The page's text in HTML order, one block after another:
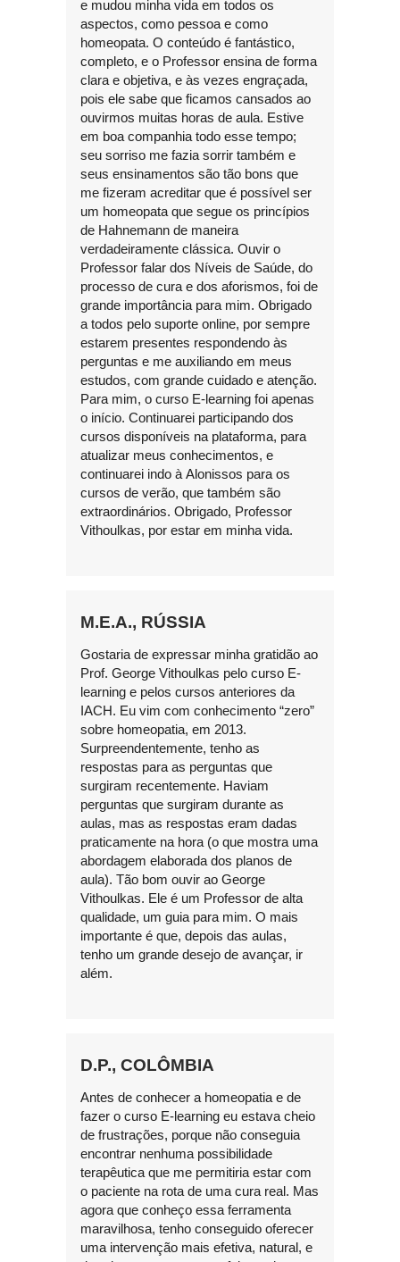
e mudou minha vida em todos os
aspectos, como pessoa e como
homeopata. O conteúdo é fantástico,
completo, e o Professor ensina de forma
clara e objetiva, e às vezes engraçada,
pois ele sabe que ficamos cansados ao
ouvirmos muitas horas de aula. Estive
em boa companhia todo esse tempo;
seu sorriso me fazia sorrir também e
seus ensinamentos são tão bons que
me fizeram acreditar que é possível ser
um homeopata que segue os princípios
de Hahnemann de maneira
verdadeiramente clássica. Ouvir o
Professor falar dos Níveis de Saúde, do
processo de cura e dos aforismos, foi de
grande importância para mim. Obrigado
a todos pelo suporte online, por sempre
estarem presentes respondendo às
perguntas e me auxiliando em meus
estudos, com grande cuidado e atenção.
Para mim, o curso E-learning foi apenas
o início. Continuarei participando dos
cursos disponíveis na plataforma, para
atualizar meus conhecimentos, e
continuarei indo à Alonissos para os
cursos de verão, que também são
extraordinários. Obrigado, Professor
Vithoulkas, por estar em minha vida.
M.E.A., RÚSSIA
Gostaria de expressar minha gratidão ao
Prof. George Vithoulkas pelo curso E-
learning e pelos cursos anteriores da
IACH. Eu vim com conhecimento “zero”
sobre homeopatia, em 2013.
Surpreendentemente, tenho as
respostas para as perguntas que
surgiram recentemente. Haviam
perguntas que surgiram durante as
aulas, mas as respostas eram dadas
praticamente na hora (o que mostra uma
abordagem elaborada dos planos de
aula). Tão bom ouvir ao George
Vithoulkas. Ele é um Professor de alta
qualidade, um guia para mim. O mais
importante é que, depois das aulas,
tenho um grande desejo de avançar, ir
além.
D.P., COLÔMBIA
Antes de conhecer a homeopatia e de
fazer o curso E-learning eu estava cheio
de frustrações, porque não conseguia
encontrar nenhuma possibilidade
terapêutica que me permitiria estar com
o paciente na rota de uma cura real. Mas
agora que conheço essa ferramenta
maravilhosa, tenho conseguido oferecer
uma intervenção mais efetiva, natural, e